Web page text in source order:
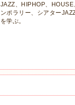
JAZZ、HIPHOP、
ンポラリー、シアター
を学ぶ。